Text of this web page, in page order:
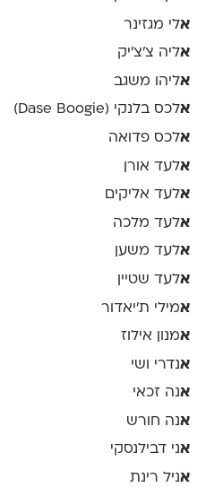
אלי מגזינר
אליה צ׳צ׳יק
אליהו משגב
אלכס בלנקי (Dase Boogie)
אלכס פדואה
אלעד אורן
אלעד אליקים
אלעד מלכה
אלעד משען
אלעד שטיין
אמילי ת׳יאדור
אמנון אילוז
אנדרי ושי
אנה זכאי
אנה חורש
אני דבילנסקי
אניל רינת